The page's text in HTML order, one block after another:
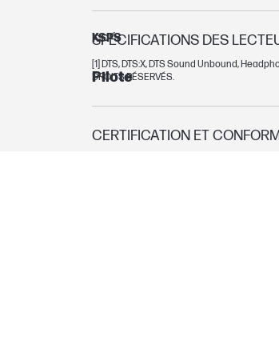
SPÉCIFICATIONS DES
Pilote
CERTIFICATION ET
KSPS
[1] DTS, DTS:X, DTS Sound Unbound,
DROITS RÉSERVÉS.